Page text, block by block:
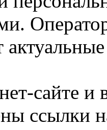
сайте
ссылки